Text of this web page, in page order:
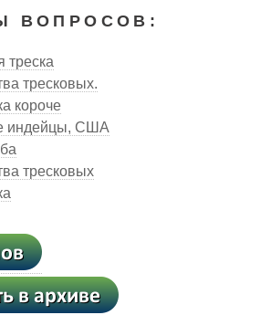
ВОПРОСОВ:
треска
тресковых.
короче
индейцы, США
тресковых